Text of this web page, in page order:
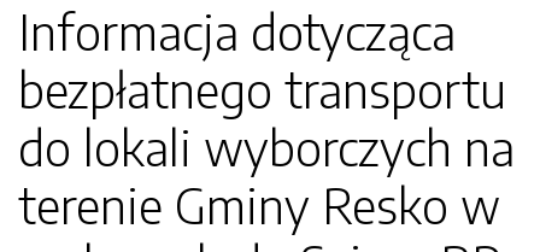
Informacja dotycząca
bezpłatnego transportu
do lokali wyborczych na
terenie Gminy Resko w